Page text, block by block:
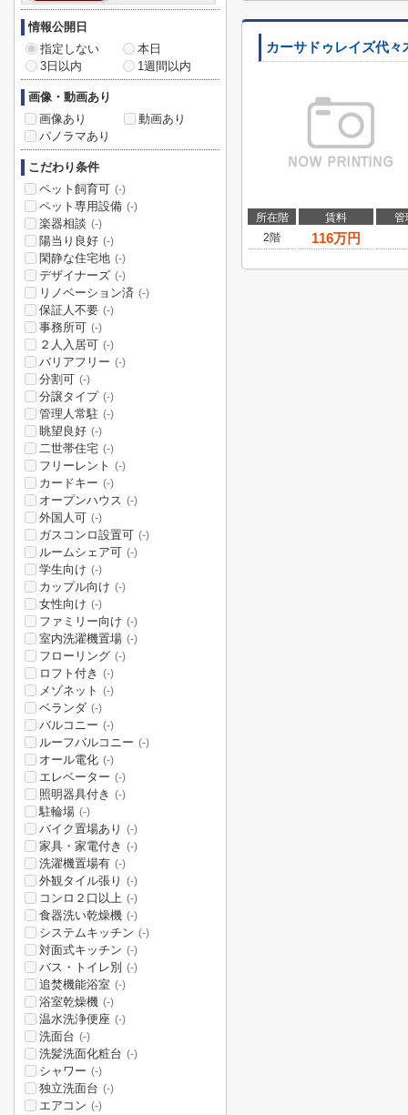
カーサドゥレイズ代々
所在階 賃料
管
2階
116万円
情報公開日
指定しない
本日
3日以内
1週間以内
画像・動画あり
画像あり
動画あり
パノラマあり
こだわり条件
ペット飼育可 (-)
ペット専用設備 (-)
楽器相談 (-)
陽当り良好 (-)
閑静な住宅地 (-)
デザイナーズ (-)
リノベーション済 (-)
保証人不要 (-)
事務所可 (-)
２人入居可 (-)
バリアフリー (-)
分割可 (-)
分譲タイプ (-)
管理人常駐 (-)
眺望良好 (-)
二世帯住宅 (-)
フリーレント (-)
カードキー (-)
オープンハウス (-)
外国人可 (-)
ガスコンロ設置可 (-)
ルームシェア可 (-)
学生向け (-)
カップル向け (-)
女性向け (-)
ファミリー向け (-)
室内洗濯機置場 (-)
フローリング (-)
ロフト付き (-)
メゾネット (-)
ベランダ (-)
バルコニー (-)
ルーフバルコニー (-)
オール電化 (-)
エレベーター (-)
照明器具付き (-)
駐輪場 (-)
バイク置場あり (-)
家具・家電付き (-)
洗濯機置場有 (-)
外観タイル張り (-)
コンロ２口以上 (-)
食器洗い乾燥機 (-)
システムキッチン (-)
対面式キッチン (-)
バス・トイレ別 (-)
追焚機能浴室 (-)
浴室乾燥機 (-)
温水洗浄便座 (-)
洗面台 (-)
洗髪洗面化粧台 (-)
シャワー (-)
独立洗面台 (-)
エアコン (-)